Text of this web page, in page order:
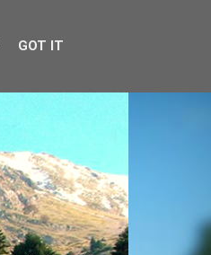
GOT IT